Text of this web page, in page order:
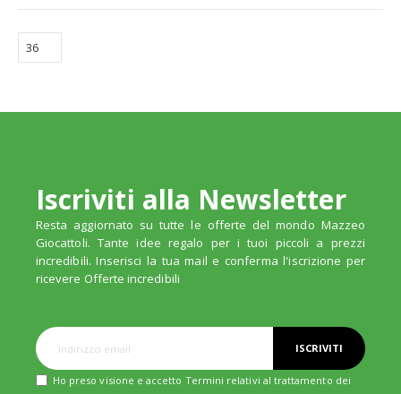
Iscriviti alla Newsletter
Resta aggiornato su tutte le offerte del mondo Mazzeo
Giocattoli. Tante idee regalo per i tuoi piccoli a prezzi
incredibili. Inserisci la tua mail e conferma l'iscrizione per
ricevere Offerte incredibili
ISCRIVITI
Ho preso visione e accetto Termini relativi al trattamento dei